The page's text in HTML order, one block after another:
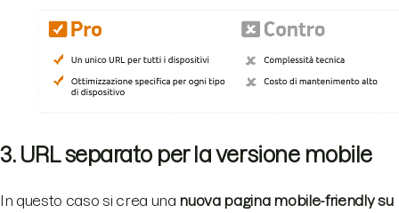
3. URL separato per la versione mobile
In questo caso si crea una nuova pagina mobile-friendly su